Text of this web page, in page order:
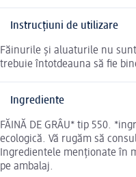
Instrucțiuni de utilizare
Făinurile și aluaturile nu
trebuie întotdeauna să fie
Ingrediente
FĂINĂ DE GRÂU* tip 550.
ecologică. Vă rugăm să
Ingredientele menționate în
pe ambalaj.